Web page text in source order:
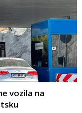
vozila na